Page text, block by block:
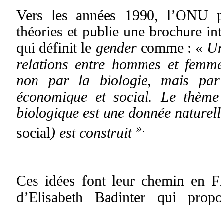
Vers les années 1990, l’ONU
théories et publie une brochure
qui définit le gendercomme : «
relations entre hommes et
non par la biologie, mais
économique et social. Le
biologique est une donnée
social) est construit ».
Ces idées font leur chemin en
d’Elisabeth Badinter qui